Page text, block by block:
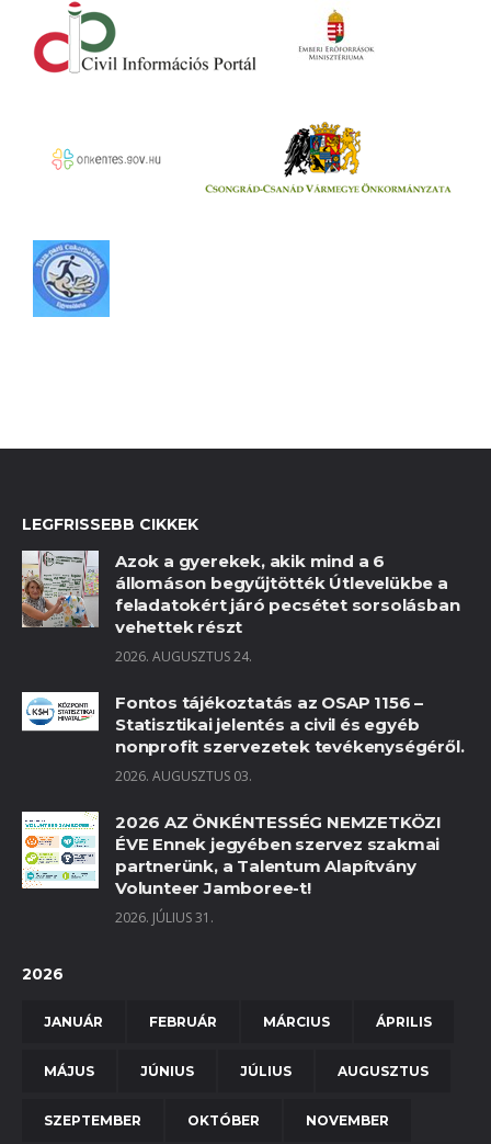
LEGFRISSEBB CIKKEK
Azok a gyerekek, akik mind a 6
állomáson begyűjtötték Útlevelükbe a
feladatokért járó pecsétet sorsolásban
vehettek részt
2026. AUGUSZTUS 24.
Fontos tájékoztatás az OSAP 1156 –
Statisztikai jelentés a civil és egyéb
nonprofit szervezetek tevékenységéről.
2026. AUGUSZTUS 03.
2026 AZ ÖNKÉNTESSÉG NEMZETKÖZI
ÉVE Ennek jegyében szervez szakmai
partnerünk, a Talentum Alapítvány
Volunteer Jamboree-t!
2026. JÚLIUS 31.
2026
JANUÁR FEBRUÁR MÁRCIUS ÁPRILIS
MÁJUS JÚNIUS JÚLIUS AUGUSZTUS
SZEPTEMBER OKTÓBER NOVEMBER